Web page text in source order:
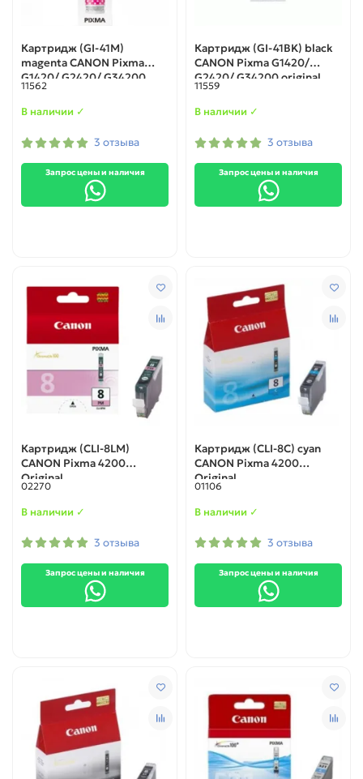
Картридж (GI-41M)
magenta CANON Pixma
G1420/ G2420/ G34200
original
11562
В наличии ✓
3 отзыва
Запрос цены и наличия
Картридж (GI-41BK) black
CANON Pixma G1420/
G2420/ G34200 original
11559
В наличии ✓
3 отзыва
Запрос цены и наличия
Картридж (CLI-8LM)
CANON Pixma 4200
Original
02270
В наличии ✓
3 отзыва
Запрос цены и наличия
Картридж (CLI-8C) cyan
CANON Pixma 4200
Original
01106
В наличии ✓
3 отзыва
Запрос цены и наличия